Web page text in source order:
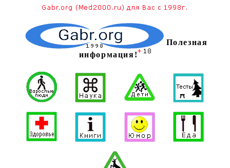
Полезная
информация!